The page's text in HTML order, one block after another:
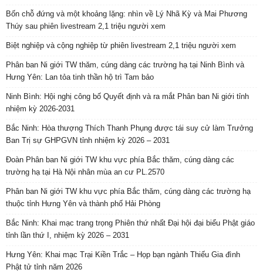
Bốn chỗ đứng và một khoảng lặng: nhìn về Lý Nhã Kỳ và Mai Phương
Thúy sau phiên livestream 2,1 triệu người xem
Biệt nghiệp và cộng nghiệp từ phiên livestream 2,1 triệu người xem
Phân ban Ni giới TW thăm, cúng dàng các trường hạ tại Ninh Bình và
Hưng Yên: Lan tỏa tinh thần hộ trì Tam bảo
Ninh Bình: Hội nghị công bố Quyết định và ra mắt Phân ban Ni giới tỉnh
nhiệm kỳ 2026-2031
Bắc Ninh: Hòa thượng Thích Thanh Phụng được tái suy cử làm Trưởng
Ban Trị sự GHPGVN tỉnh nhiệm kỳ 2026 – 2031
Đoàn Phân ban Ni giới TW khu vực phía Bắc thăm, cúng dàng các
trường hạ tại Hà Nội nhân mùa an cư PL.2570
Phân ban Ni giới TW khu vực phía Bắc thăm, cúng dàng các trường hạ
thuộc tỉnh Hưng Yên và thành phố Hải Phòng
Bắc Ninh: Khai mạc trang trọng Phiên thứ nhất Đại hội đại biểu Phật giáo
tỉnh lần thứ I, nhiệm kỳ 2026 – 2031
Hưng Yên: Khai mạc Trại Kiền Trắc – Họp bạn ngành Thiếu Gia đình
Phật tử tỉnh năm 2026